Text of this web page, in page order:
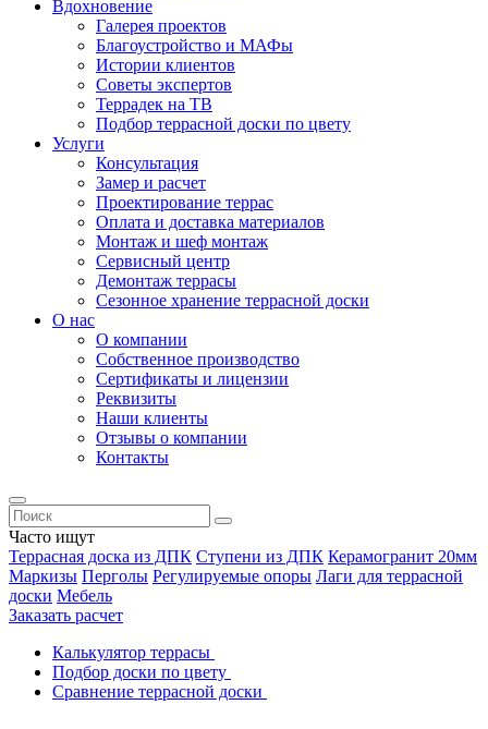
Вдохновение
Галерея проектов
Благоустройство и МАФы
Истории клиентов
Советы экспертов
Террадек на ТВ
Подбор террасной доски по цвету
Услуги
Консультация
Замер и расчет
Проектирование террас
Оплата и доставка материалов
Монтаж и шеф монтаж
Сервисный центр
Демонтаж террасы
Сезонное хранение террасной доски
О нас
О компании
Собственное производство
Сертификаты и лицензии
Реквизиты
Наши клиенты
Отзывы о компании
Контакты
Часто ищут
Террасная доска из ДПК Ступени из ДПК Керамогранит 20мм
Маркизы Перголы Регулируемые опоры Лаги для террасной
доски Мебель
Заказать расчет
Калькулятор террасы
Подбор доски по цвету
Сравнение террасной доски